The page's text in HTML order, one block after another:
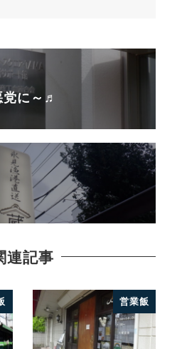
に～♬
連記事
営業飯